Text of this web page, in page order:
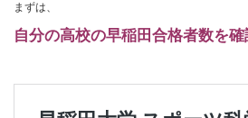
まずは、
自分の高校の早稲田合格者数を確